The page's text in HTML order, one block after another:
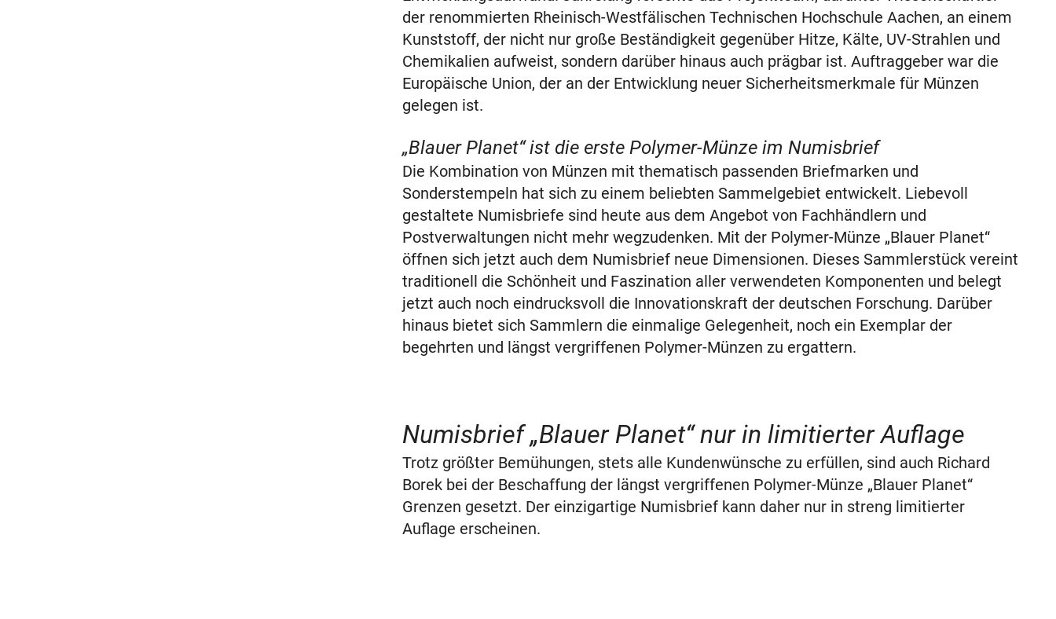
Die Polymer-Münze ist in limitierter
Auflage bei Richard Borek in einem
Numisbrief erhältlich.
der renommierten Rheinisch-Westfälischen Technischen Hochschule Aachen, an einem
Kunststoff, der nicht nur große Beständigkeit gegenüber Hitze, Kälte, UV-Strahlen und
Chemikalien aufweist, sondern darüber hinaus auch prägbar ist. Auftraggeber war die
Europäische Union, der an der Entwicklung neuer Sicherheitsmerkmale für Münzen
gelegen ist.
„Blauer Planet“ ist die erste Polymer-Münze im Numisbrief
Die Kombination von Münzen mit thematisch passenden Briefmarken und
Sonderstempeln hat sich zu einem beliebten Sammelgebiet entwickelt. Liebevoll
gestaltete Numisbriefe sind heute aus dem Angebot von Fachhändlern und
Postverwaltungen nicht mehr wegzudenken. Mit der Polymer-Münze „Blauer Planet“
öffnen sich jetzt auch dem Numisbrief neue Dimensionen. Dieses Sammlerstück vereint
traditionell die Schönheit und Faszination aller verwendeten Komponenten und belegt
jetzt auch noch eindrucksvoll die Innovationskraft der deutschen Forschung. Darüber
hinaus bietet sich Sammlern die einmalige Gelegenheit, noch ein Exemplar der
begehrten und längst vergriffenen Polymer-Münzen zu ergattern.
Numisbrief „Blauer Planet“ nur in limitierter Auflage
Trotz größter Bemühungen, stets alle Kundenwünsche zu erfüllen, sind auch Richard
Borek bei der Beschaffung der längst vergriffenen Polymer-Münze „Blauer Planet“
Grenzen gesetzt. Der einzigartige Numisbrief kann daher nur in streng limitierter
Auflage erscheinen.